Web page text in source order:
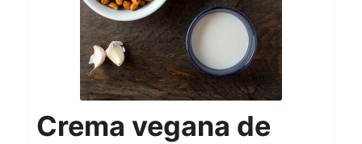
Crema vegana de